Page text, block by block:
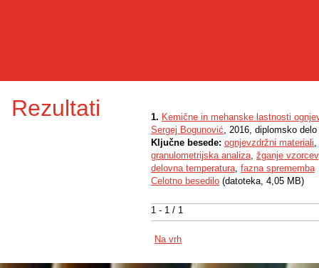
Rezultati
1 - 1 / 1
1. Kemične in mehanske lastnosti
Sergej Bogunović, 2016, diplomsko delo
Ključne besede: ognjevzdržni materiali,
granulometrijska analiza, žganje vzorcev
delovna temperatura, fazna sprememba
Celotno besedilo (datoteka, 4,05 MB)
Na vrh